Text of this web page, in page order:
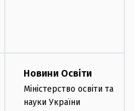
Новини Освіти
Міністерство освіти та
науки України